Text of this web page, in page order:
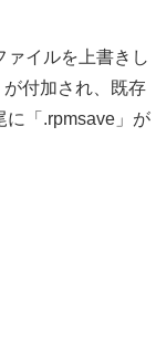
イルを上書きし
付加され、既存
に「.rpmsave」が